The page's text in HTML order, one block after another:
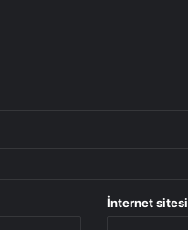
İnternet sitesi